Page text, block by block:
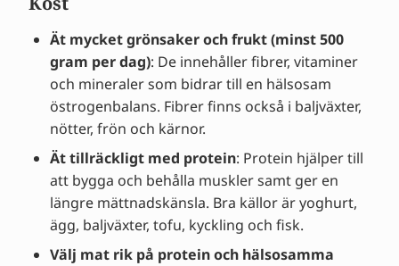
Ät mycket grönsaker och frukt (minst 500
gram per dag): De innehåller fibrer, vitaminer
och mineraler som bidrar till en hälsosam
östrogenbalans. Fibrer finns också i baljväxter,
nötter, frön och kärnor.
Ät tillräckligt med protein: Protein hjälper till
att bygga och behålla muskler samt ger en
längre mättnadskänsla. Bra källor är yoghurt,
ägg, baljväxter, tofu, kyckling och fisk.
Välj mat rik på protein och hälsosamma